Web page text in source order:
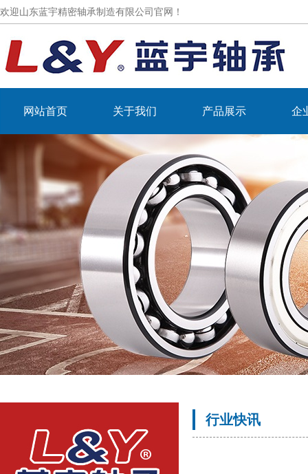
欢迎山东蓝宇精密轴承制造有限公司官网！
网站首页 关于我们 产品展示 企
行业快讯